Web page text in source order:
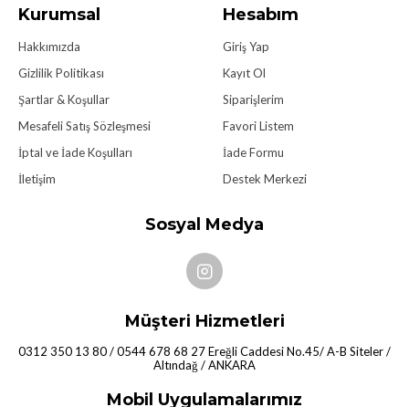
Kurumsal
Hakkımızda
Gizlilik Politikası
Şartlar & Koşullar
Mesafeli Satış Sözleşmesi
İptal ve İade Koşulları
İletişim
Hesabım
Giriş Yap
Kayıt Ol
Siparişlerim
Favori Listem
İade Formu
Destek Merkezi
Sosyal Medya
Müşteri Hizmetleri
0312 350 13 80 / 0544 678 68 27 Ereğli Caddesi No.45/ A-B Siteler /
Altındağ / ANKARA
Mobil Uygulamalarımız